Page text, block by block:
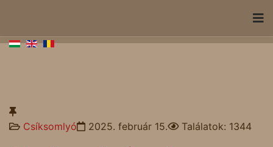
Csíksomlyó 2025. február 15. Találatok: 1344